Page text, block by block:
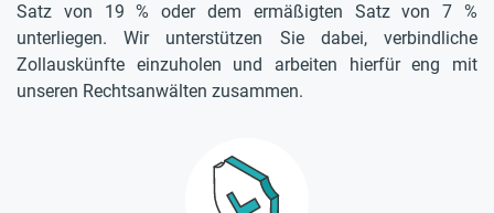
Satz von 19 % oder dem ermäßigten Satz von 7 %
unterliegen. Wir unterstützen Sie dabei, verbindliche
Zollauskünfte einzuholen und arbeiten hierfür eng mit
unseren Rechtsanwälten zusammen.